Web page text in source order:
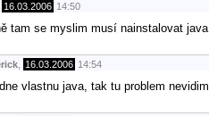
16.03.2006 14:50
tam se myslim musí nainstalovat
16.03.2006 14:54
vlastnu java, tak tu problem nevidim.